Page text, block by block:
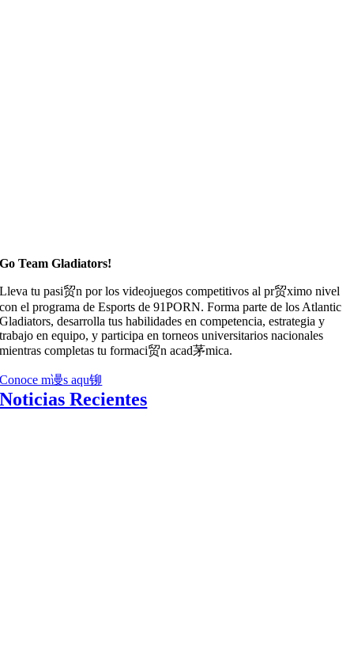
Go Team Gladiators!
Lleva tu pasi贸n por los videojuegos competitivos al pr贸ximo nivel
con el programa de Esports de 91PORN. Forma parte de los Atlantic
Gladiators, desarrolla tus habilidades en competencia, estrategia y
trabajo en equipo, y participa en torneos universitarios nacionales
mientras completas tu formaci贸n acad茅mica.
Conoce m谩s aqu铆
Noticias Recientes